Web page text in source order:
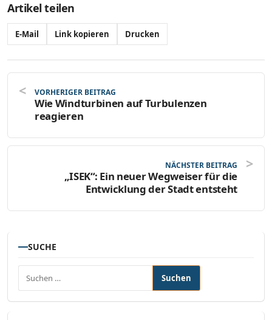
Artikel teilen
E-Mail Link kopieren Drucken
VORHERIGER BEITRAG
Wie Windturbinen auf Turbulenzen
reagieren
NÄCHSTER BEITRAG
„ISEK“: Ein neuer Wegweiser für die
Entwicklung der Stadt entsteht
SUCHE
Suchen nach: